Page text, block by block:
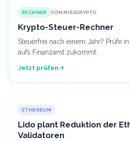
RECHNER VON MISSCRYPTO
Krypto-Steuer-Rechner
Steuerfrei nach einem Jahr? Prüfe
aufs Finanzamt zukommt.
Jetzt prüfen
ETHEREUM
Lido plant Reduktion der
Validatoren